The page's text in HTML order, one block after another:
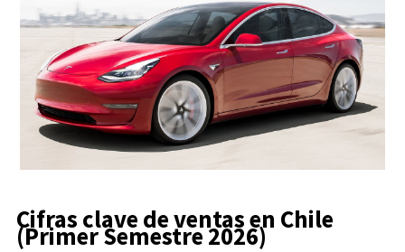
Cifras clave de ventas en Chile
(Primer Semestre 2026)